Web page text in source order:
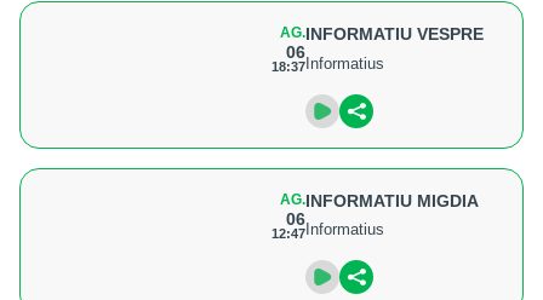
AG.
06
18:37
INFORMATIU VESPRE
Informatius
AG.
06
12:47
INFORMATIU MIGDIA
Informatius